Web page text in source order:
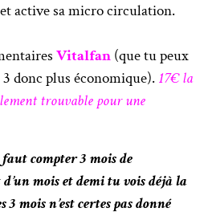
active sa micro circulation.
Vitalfan (que tu peux
donc plus économique). 17€ la
trouvable pour une
compter 3 mois de
mois et demi tu vois déjà la
mois n’est certes pas donné